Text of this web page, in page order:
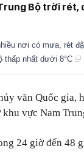
Bộ trời rét,
nơi có mưa, rét
thấp nhất dưới 8°C
văn Quốc gia,
vực Nam
24 giờ đến 48